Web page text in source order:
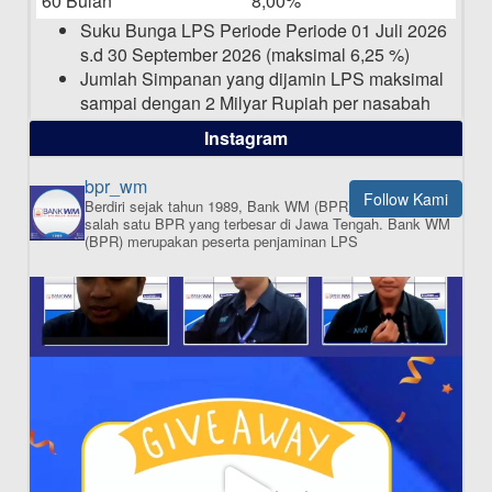
Suku Bunga LPS Periode Periode 01 Juli 2026
s.d 30 September 2026 (maksimal 6,25 %)
Jumlah Simpanan yang dijamin LPS maksimal
sampai dengan 2 Milyar Rupiah per nasabah
dalam satu bank
ISI APLIKASI SEKARANG
Instagram
Follow Kami
bpr_wm
Berdiri sejak tahun 1989, Bank WM (BPR) merupakan
salah satu BPR yang terbesar di Jawa Tengah.Bank WM
(BPR) merupakan peserta penjaminan LPS